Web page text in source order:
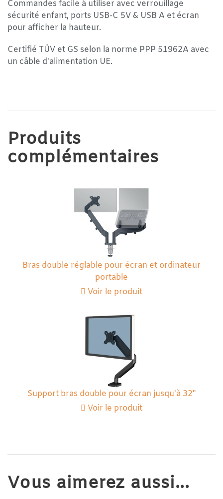
Commandes facile à utiliser avec verrouillage
sécurité enfant, ports USB-C 5V & USB A et écran
pour afficher la hauteur.
Certifié TÜV et GS selon la norme PPP 51962A avec
un câble d'alimentation UE.
Produits
complémentaires
Bras double réglable pour écran et ordinateur
portable
Voir le produit
Support bras double pour écran jusqu'à 32"
Voir le produit
Vous aimerez aussi...